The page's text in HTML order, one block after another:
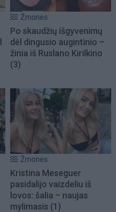
Žmonės
Po skaudžių išgyvenimų
dėl dingusio augintinio –
žinia iš Ruslano Kirilkino
(3)
Žmonės
Kristina Meseguer
pasidalijo vaizdeliu iš
lovos: šalia – naujas
mylimasis (1)